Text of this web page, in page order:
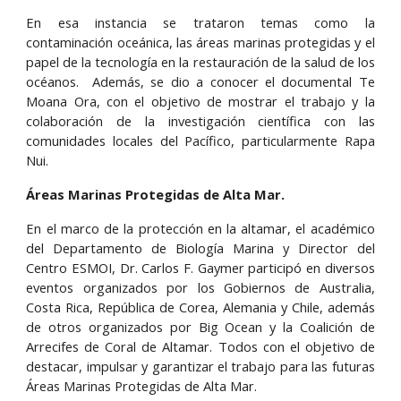
En esa instancia se trataron temas como la
contaminación oceánica, las áreas marinas protegidas y el
papel de la tecnología en la restauración de la salud de los
océanos. Además, se dio a conocer el documental Te
Moana Ora, con el objetivo de mostrar el trabajo y la
colaboración de la investigación científica con las
comunidades locales del Pacífico, particularmente Rapa
Nui.
Áreas Marinas Protegidas de Alta Mar.
En el marco de la protección en la altamar, el académico
del Departamento de Biología Marina y Director del
Centro ESMOI, Dr. Carlos F. Gaymer participó en diversos
eventos organizados por los Gobiernos de Australia,
Costa Rica, República de Corea, Alemania y Chile, además
de otros organizados por Big Ocean y la Coalición de
Arrecifes de Coral de Altamar. Todos con el objetivo de
destacar, impulsar y garantizar el trabajo para las futuras
Áreas Marinas Protegidas de Alta Mar.